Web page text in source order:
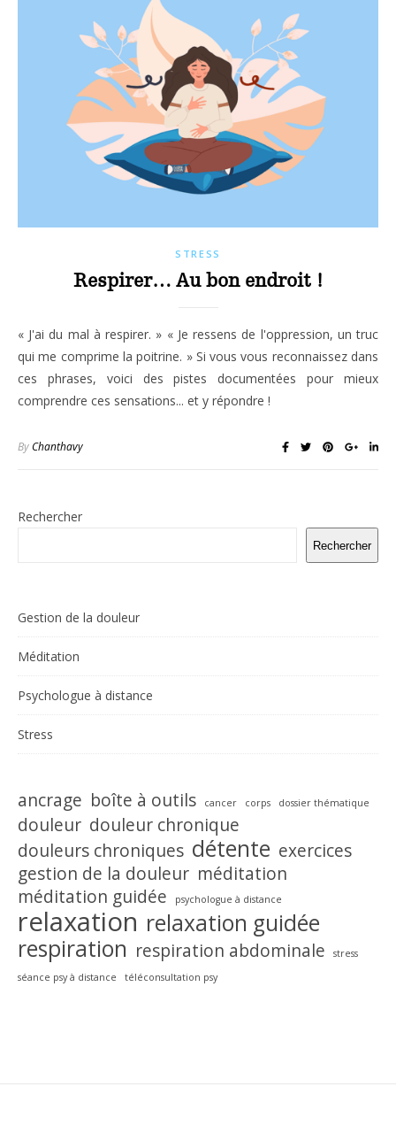
STRESS
Respirer… Au bon endroit !
« J'ai du mal à respirer. » « Je ressens de l'oppression, un truc
qui me comprime la poitrine. » Si vous vous reconnaissez dans
ces phrases, voici des pistes documentées pour mieux
comprendre ces sensations... et y répondre !
ByChanthavy
Rechercher
Rechercher
Gestion de la douleur
Méditation
Psychologue à distance
Stress
ancrage boîte à outils cancer corps dossier thématique
douleur douleur chronique
douleurs chroniques détente exercices
gestion de la douleur méditation
méditation guidée
psychologue à distance
relaxation relaxation guidée
respiration respiration abdominale
stress
séance psy à distance
téléconsultation psy